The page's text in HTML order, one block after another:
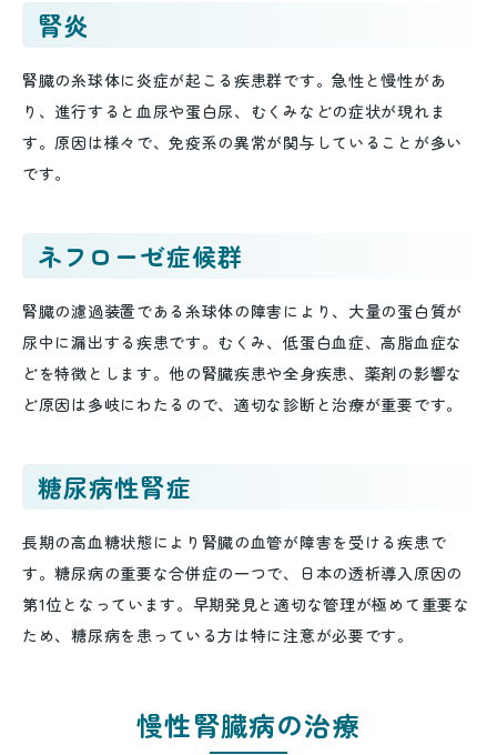
腎炎
腎臓の糸球体に炎症が起こる疾患群です。急性と慢性があ
り、進行すると血尿や蛋白尿、むくみなどの症状が現れま
す。原因は様々で、免疫系の異常が関与していることが多い
です。
ネフローゼ症候群
腎臓の濾過装置である糸球体の障害により、大量の蛋白質が
尿中に漏出する疾患です。むくみ、低蛋白血症、高脂血症な
どを特徴とします。他の腎臓疾患や全身疾患、薬剤の影響な
ど原因は多岐にわたるので、適切な診断と治療が重要です。
糖尿病性腎症
長期の高血糖状態により腎臓の血管が障害を受ける疾患で
す。糖尿病の重要な合併症の一つで、日本の透析導入原因の
第1位となっています。早期発見と適切な管理が極めて重要な
ため、糖尿病を患っている方は特に注意が必要です。
慢性腎臓病の治療